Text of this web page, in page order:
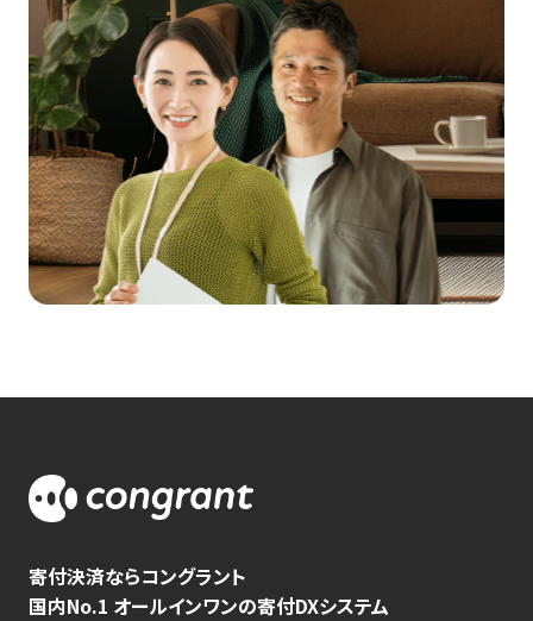
寄付決済ならコングラント
国内No.1 オールインワンの寄付DXシステム